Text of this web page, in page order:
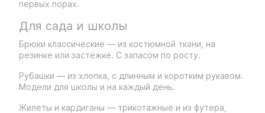
первых порах.
Для сада и школы
Брюки классические — из костюмной ткани, на
резинке или застёжке. С запасом по росту.
Рубашки — из хлопка, с длинным и коротким рукавом.
Модели для школы и на каждый день.
Жилеты и кардиганы — трикотажные и из футера,